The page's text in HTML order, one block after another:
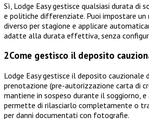
Sì, Lodge Easy gestisce qualsiasi durata di
e politiche differenziate. Puoi impostare un
diverso per stagione e applicare
adatte alla durata effettiva, senza
2Come gestisco il deposito
Lodge Easy gestisce il deposito cauzionale
prenotazione (pre-autorizzazione carta di
mantiene in sospeso durante il soggiorno,
permette di rilasciarlo completamente o
per danni documentati con fotografie.